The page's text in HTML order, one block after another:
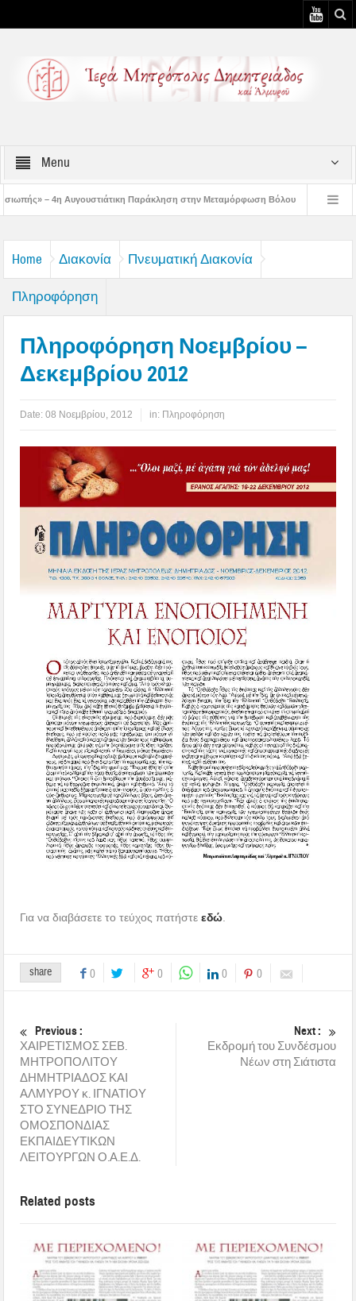
Menu
Παράκληση στην Μεταμόρφωση Βόλου Επίσκεψη του Δ/ντού της Β/
Home Διακονία Πνευματική Διακονία
Πληροφόρηση
Πληροφόρηση Νοεμβρίου –
Δεκεμβρίου 2012
Date:08 Νοεμβρίου, 2012 in: Πληροφόρηση
Για να διαβάσετε το τεύχος πατήστεεδώ
share 0 0 0 0
Previous :
ΧΑΙΡΕΤΙΣΜΟΣ ΣΕΒ.
ΜΗΤΡΟΠΟΛΙΤΟΥ
ΔΗΜΗΤΡΙΑΔΟΣ ΚΑΙ
ΑΛΜΥΡΟΥ κ. ΙΓΝΑΤΙΟΥ
ΣΤΟ ΣΥΝΕΔΡΙΟ ΤΗΣ
ΟΜΟΣΠΟΝΔΙΑΣ
ΕΚΠΑΙΔΕΥΤΙΚΩΝ
ΛΕΙΤΟΥΡΓΩΝ Ο.Α.Ε.Δ.
Next :
Εκδρομή του Συνδέσμου
Νέων στη Σιάτιστα
Related posts